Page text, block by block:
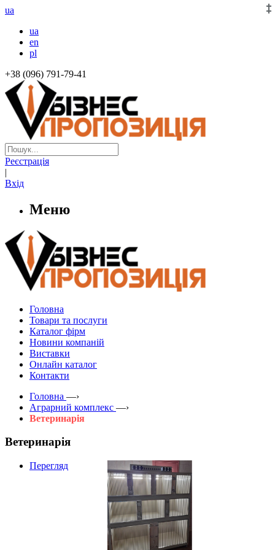
ua
ua
en
pl
+38 (096) 791-79-41
Реєстрація
|
Вхід
Меню
Головна
Товари та послуги
Каталог фірм
Новини компаній
Виставки
Онлайн каталог
Контакти
Головна —›
Аграрний комплекс —›
Ветеринарія
Ветеринарія
Перегляд